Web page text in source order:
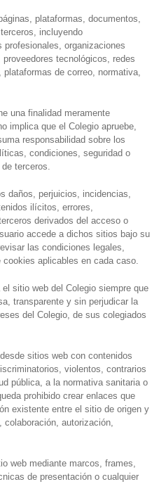
plataformas, documentos,
incluyendo
organizaciones
tecnológicos, redes
de correo, normativa,
una finalidad meramente
implica que el Colegio apruebe,
responsabilidad sobre los
condiciones, seguridad o
terceros.
daños, perjuicios, incidencias,
ilícitos, errores,
derivados del acceso o
accede a dichos sitios bajo su
las condiciones legales,
aplicables en cada caso.
sitio web del Colegio siempre que
transparente y sin perjudicar la
del Colegio, de sus colegiados
sitios web con contenidos
violentos, contrarios
pública, a la normativa sanitaria o
prohibido crear enlaces que
existente entre el sitio de origen y
colaboración, autorización,
web mediante marcos, frames,
de presentación o cualquier